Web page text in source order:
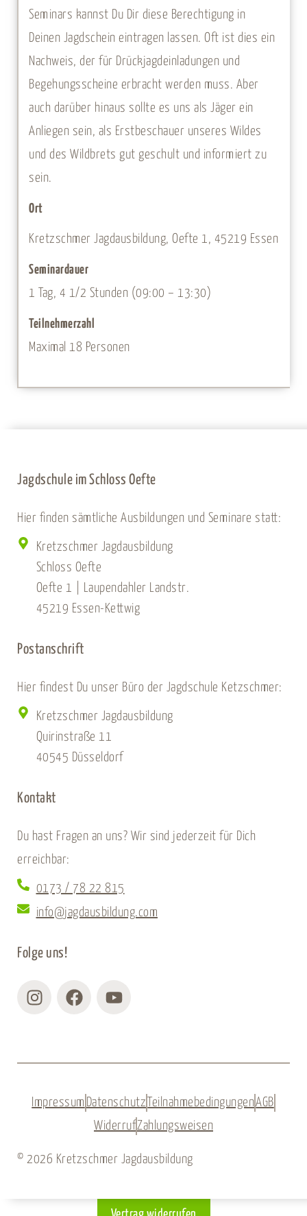
Seminars kannst Du Dir diese Berechtigung in
Deinen Jagdschein eintragen lassen. Oft ist dies ein
Nachweis, der für Drückjagdeinladungen und
Begehungsscheine erbracht werden muss. Aber
auch darüber hinaus sollte es uns als Jäger ein
Anliegen sein, als Erstbeschauer unseres Wildes
und des Wildbrets gut geschult und informiert zu
sein.
Ort
Kretzschmer Jagdausbildung, Oefte 1, 45219 Essen
Seminardauer
1 Tag, 4 1/2 Stunden (09:00 – 13:30)
Teilnehmerzahl
Maximal 18 Personen
Jagdschule im Schloss Oefte
Hier finden sämtliche Ausbildungen und Seminare statt:
Kretzschmer Jagdausbildung
Schloss Oefte
Oefte 1 | Laupendahler Landstr.
45219 Essen-Kettwig
Postanschrift
Hier findest Du unser Büro der Jagdschule Ketzschmer:
Kretzschmer Jagdausbildung
Quirinstraße 11
40545 Düsseldorf
Kontakt
Du hast Fragen an uns? Wir sind jederzeit für Dich
erreichbar:
0173 / 78 22 815
info@jagdausbildung.com
Folge uns!
InstagramFacebookYoutube
Impressum Datenschutz TeilnahmebedingungenAGB
WiderrufZahlungsweisen
© 2026 Kretzschmer Jagdausbildung